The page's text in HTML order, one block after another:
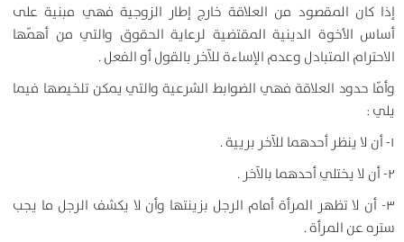
إذا كان المقصود من العلاقة خارج إطار الزوجية فهي مبنية على
أساس الأخوة الدينية المقتضية لرعاية الحقوق والتي من أهمّها
الاحترام المتبادل وعدم الإساءة للآخر بالقول أو الفعل .
وأمّا حدود العلاقة فهي الضوابط الشرعية والتي يمكن تلخيصها فيما
يلي :
۱- أن لا ينظر أحدهما للآخر بريية .
۲- أن لا يختلي أحدهما بالآخر .
۳- أن لا تظهر المرأة أمام الرجل بزينتها وأن لا يكشف الرجل ما يجب
ستره عن المرأة .